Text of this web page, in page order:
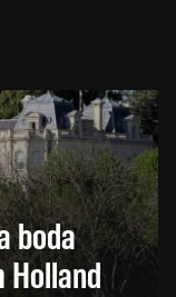
boda
Holland